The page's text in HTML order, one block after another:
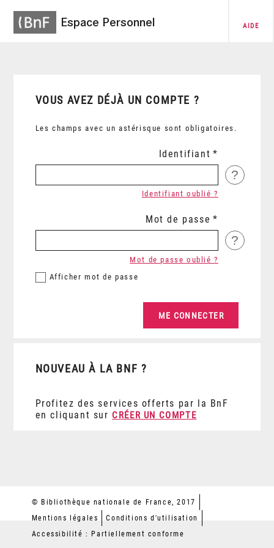
Espace Personnel AIDE
VOUS AVEZ DÉJÀ UN COMPTE ?
Les champs avec un astérisque sont obligatoires.
Identifiant
?
Identifiant oublié ?
Mot de passe
?
Afficher mot de passe
Mot de passe oublié ?
NOUVEAU À LA BNF ?
Profitez des services offerts par la BnF
en cliquant sur CRÉER UN COMPTE
© Bibliothèque nationale de France, 2017
Mentions légales
Conditions d'utilisation
Accessibilité : Partiellement conforme